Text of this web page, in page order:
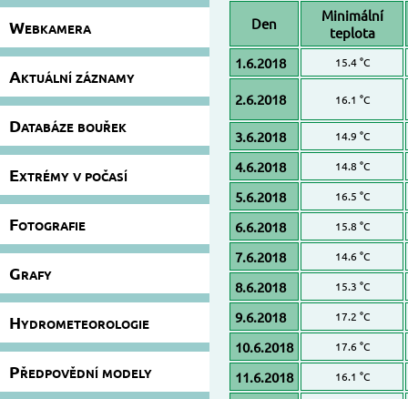
Webkamera
Aktuální záznamy
Databáze bouřek
Extrémy v počasí
Fotografie
Grafy
Hydrometeorologie
Předpovědní modely
Den
Minimální
teplota
1.6.2018
15.4 °C
2.6.2018 16.1 °C
3.6.2018 14.9 °C
4.6.2018 14.8 °C
5.6.2018 16.5 °C
6.6.2018 15.8 °C
7.6.2018 14.6 °C
8.6.2018 15.3 °C
9.6.2018 17.2 °C
10.6.2018 17.6 °C
11.6.2018 16.1 °C